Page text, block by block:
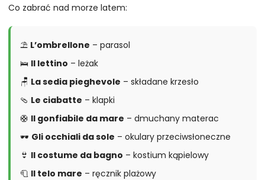
Co zabrać nad morze latem:
⛱️ L’ombrellone – parasol
🛌 Il lettino – leżak
🪑 La sedia pieghevole – składane krzesło
🩴 Le ciabatte – klapki
🛟 Il gonfiabile da mare – dmuchany materac
🕶️ Gli occhiali da sole – okulary przeciwsłoneczne
👙 Il costume da bagno – kostium kąpielowy
🧻 Il telo mare – ręcznik plażowy